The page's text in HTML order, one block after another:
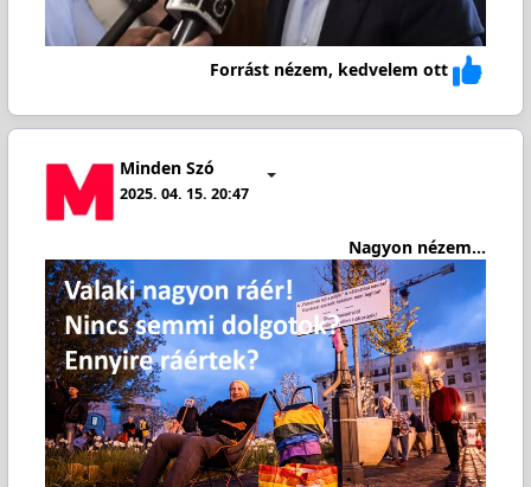
Forrást nézem, kedvelem ott
Minden Szó
2025. 04. 15. 20:47
Nagyon nézem...